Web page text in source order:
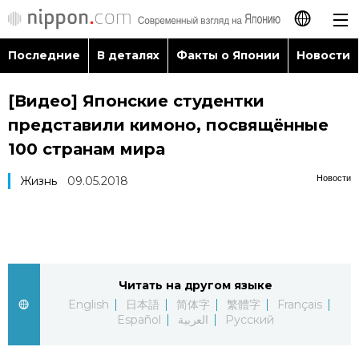
日本語
English
العربية
Последние
Последние В деталях Факты о Японии Новости
[Видео] Японские студентки
представили кимоно, посвящённые
100 странам мира
Новости
Жизнь 09.05.2018
Читать на другом языке
English
日本語 简体字 繁體字
Français
Español
العربية Русский